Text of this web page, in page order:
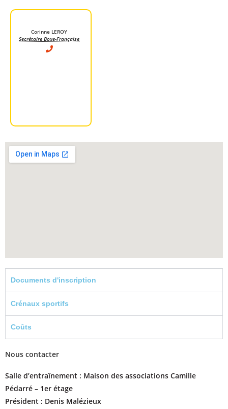
Corinne LEROY
Secrétaire Boxe-Française
Documents d'inscription
Crénaux sportifs
Coûts
Nous contacter
Salle d’entraînement : Maison des associations Camille
Pédarré – 1er étage
Président : Denis Malézieux